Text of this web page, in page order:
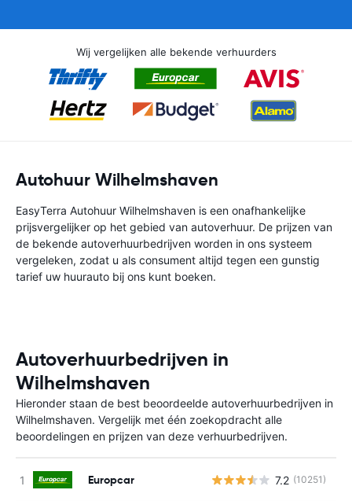
Wij vergelijken alle bekende verhuurders
Autohuur Wilhelmshaven
EasyTerra Autohuur Wilhelmshaven is een onafhankelijke
prijsvergelijker op het gebied van autoverhuur. De prijzen van
de bekende autoverhuurbedrijven worden in ons systeem
vergeleken, zodat u als consument altijd tegen een gunstig
tarief uw huurauto bij ons kunt boeken.
Autoverhuurbedrijven in
Wilhelmshaven
Hieronder staan de best beoordeelde autoverhuurbedrijven in
Wilhelmshaven. Vergelijk met één zoekopdracht alle
beoordelingen en prijzen van deze verhuurbedrijven.
Europcar 7.2 (10251)